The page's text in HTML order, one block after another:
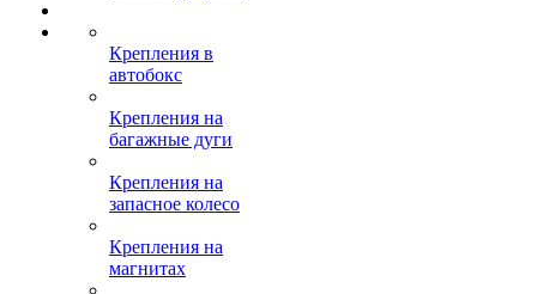
Крепления в
автобокс
Крепления на
багажные дуги
Крепления на
запасное колесо
Крепления на
магнитах